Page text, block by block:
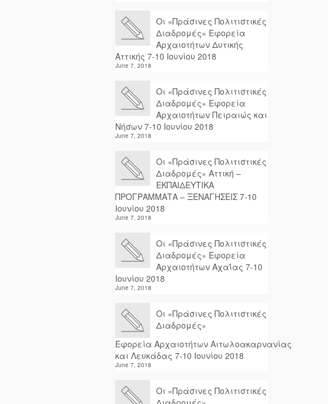
Οι «Πράσινες Πολιτιστικές
Διαδρομές» Εφορεία
Αρχαιοτήτων Δυτικής
Αττικής 7-10 Ιουνίου 2018
June 7, 2018
Οι «Πράσινες Πολιτιστικές
Διαδρομές» Εφορεία
Αρχαιοτήτων Πειραιώς και
Νήσων 7-10 Ιουνίου 2018
June 7, 2018
Οι «Πράσινες Πολιτιστικές
Διαδρομές» Αττική –
ΕΚΠΑΙΔΕΥΤΙΚΑ
ΠΡΟΓΡΑΜΜΑΤΑ – ΞΕΝΑΓΗΣΕΙΣ 7-10
Ιουνίου 2018
June 7, 2018
Οι «Πράσινες Πολιτιστικές
Διαδρομές» Εφορεία
Αρχαιοτήτων Αχαΐας 7-10
Ιουνίου 2018
June 7, 2018
Οι «Πράσινες Πολιτιστικές
Διαδρομές»
Εφορεία Αρχαιοτήτων Αιτωλοακαρνανίας
και Λευκάδας 7-10 Ιουνίου 2018
June 7, 2018
Οι «Πράσινες Πολιτιστικές